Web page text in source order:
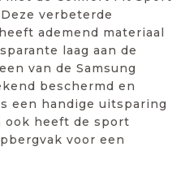
verbeterde
ademend materiaal
laag aan de
van de Samsung
beschermd en
een handige uitsparing
ook heeft de sport
voor een